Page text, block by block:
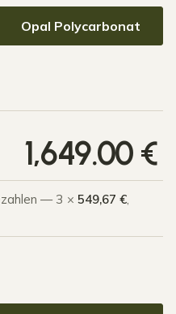
Opal Polycarbonat
1,649.00 €
— 3 × 549,67 €,